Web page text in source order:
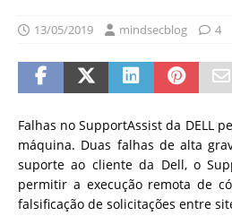
13/05/2019 mindsecblog 4
Falhas no SupportAssist da DELL
máquina. Duas falhas de alta
suporte ao cliente da Dell, o
permitir a execução remota de
falsificação de solicitações entre